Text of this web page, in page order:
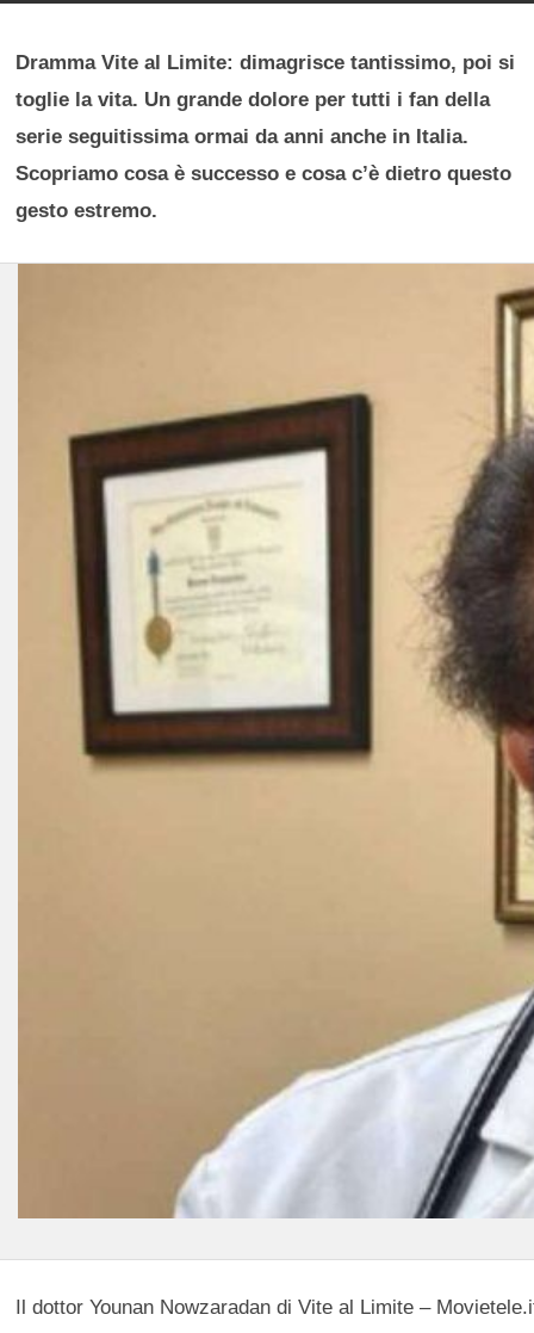
Dramma Vite al Limite: dimagrisce tantissimo, poi si
toglie la vita. Un grande dolore per tutti i fan della
serie seguitissima ormai da anni anche in Italia.
Scopriamo cosa è successo e cosa c’è dietro questo
gesto estremo.
Il dottor Younan Nowzaradan di Vite al Limite –